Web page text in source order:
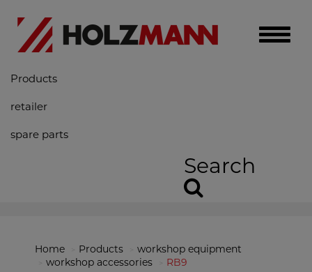
Toggle
Products
retailer
spare parts
Search
Home Products
workshop equipment
workshop accessories
RB9